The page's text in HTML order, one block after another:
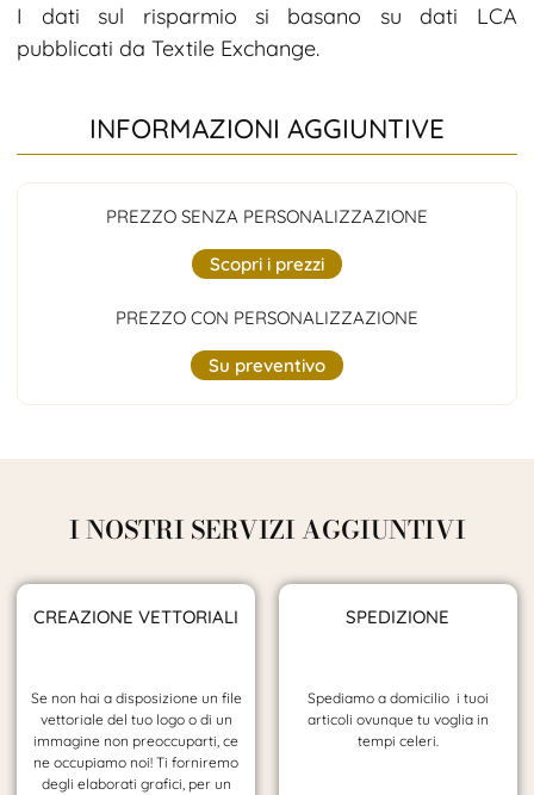
I dati sul risparmio si basano su dati LCA
pubblicati da Textile Exchange.
INFORMAZIONI AGGIUNTIVE
PREZZO SENZA PERSONALIZZAZIONE
Scopri i prezzi
PREZZO CON PERSONALIZZAZIONE
Su preventivo
I NOSTRI SERVIZI AGGIUNTIVI
CREAZIONE VETTORIALI
Se non hai a disposizione un file
vettoriale del tuo logo o di un
immagine non preoccuparti, ce
ne occupiamo noi! Ti forniremo
degli elaborati grafici, per un
SPEDIZIONE
Spediamo a domicilio i tuoi
articoli ovunque tu voglia in
tempi celeri.